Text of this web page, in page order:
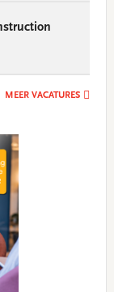
MEER VACATURES